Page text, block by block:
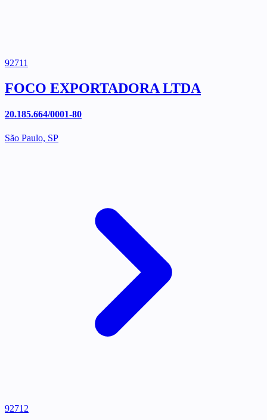
92711
FOCO EXPORTADORA LTDA
20.185.664/0001-80
São Paulo, SP
92712